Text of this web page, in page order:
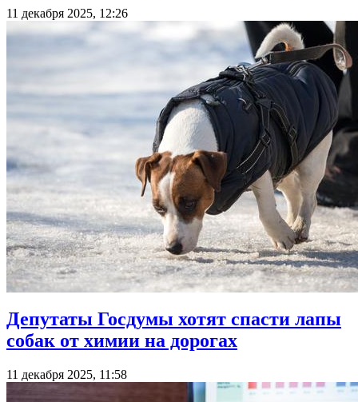
11 декабря 2025, 12:26
Депутаты Госдумы хотят спасти лапы
собак от химии на дорогах
11 декабря 2025, 11:58